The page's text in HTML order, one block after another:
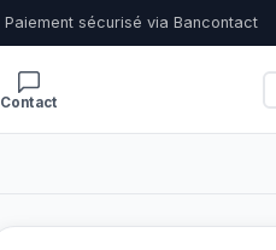
Paiement sécurisé via Bancontact
Contact